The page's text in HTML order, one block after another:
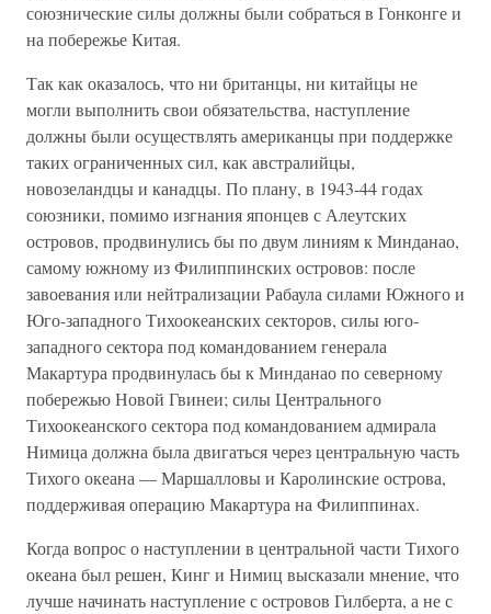
союзнические силы должны были собраться в Гонконге и
на побережье Китая.
Так как оказалось, что ни британцы, ни китайцы не
могли выполнить свои обязательства, наступление
должны были осуществлять американцы при поддержке
таких ограниченных сил, как австралийцы,
новозеландцы и канадцы. По плану, в 1943-44 годах
союзники, помимо изгнания японцев с Алеутских
островов, продвинулись бы по двум линиям к Минданао,
самому южному из Филиппинских островов: после
завоевания или нейтрализации Рабаула силами Южного и
Юго-западного Тихоокеанских секторов, силы юго-
западного сектора под командованием генерала
Макартура продвинулась бы к Минданао по северному
побережью Новой Гвинеи; силы Центрального
Тихоокеанского сектора под командованием адмирала
Нимица должна была двигаться через центральную часть
Тихого океана — Маршалловы и Каролинские острова,
поддерживая операцию Макартура на Филиппинах.
Когда вопрос о наступлении в центральной части Тихого
океана был решен, Кинг и Нимиц высказали мнение, что
лучше начинать наступление с островов Гилберта, а не с